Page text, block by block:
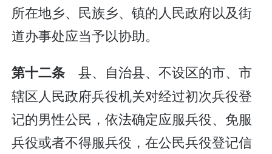
所在地乡、民族乡、镇的人民政府以及街
道办事处应当予以协助。
第十二条 县、自治县、不设区的市、市
辖区人民政府兵役机关对经过初次兵役登
记的男性公民，依法确定应服兵役、免服
兵役或者不得服兵役，在公民兵役登记信